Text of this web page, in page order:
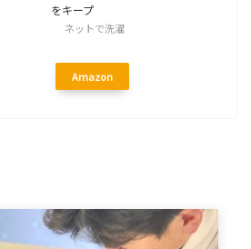
をキープ
ネットで洗濯
Amazon